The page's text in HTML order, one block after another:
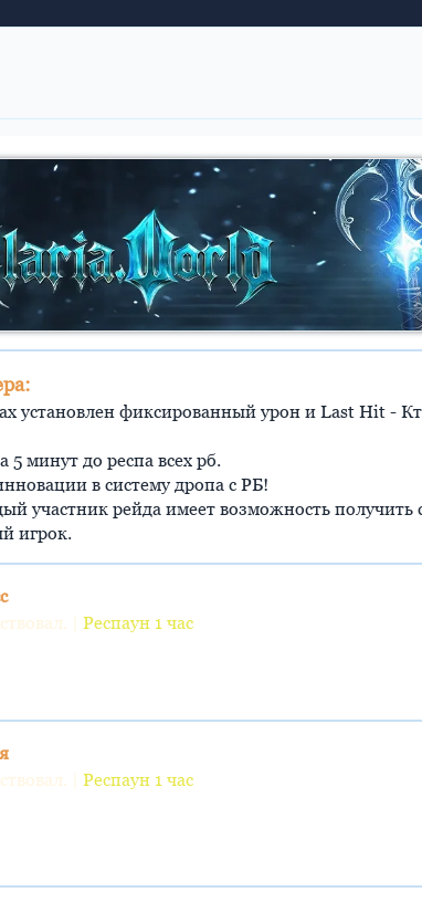
установлен фиксированный урон и Last Hit -
5 минут до респа всех рб.
в систему дропа с РБ!
участник рейда имеет возможность
игрок.
| Респаун 1 час
| Респаун 1 час